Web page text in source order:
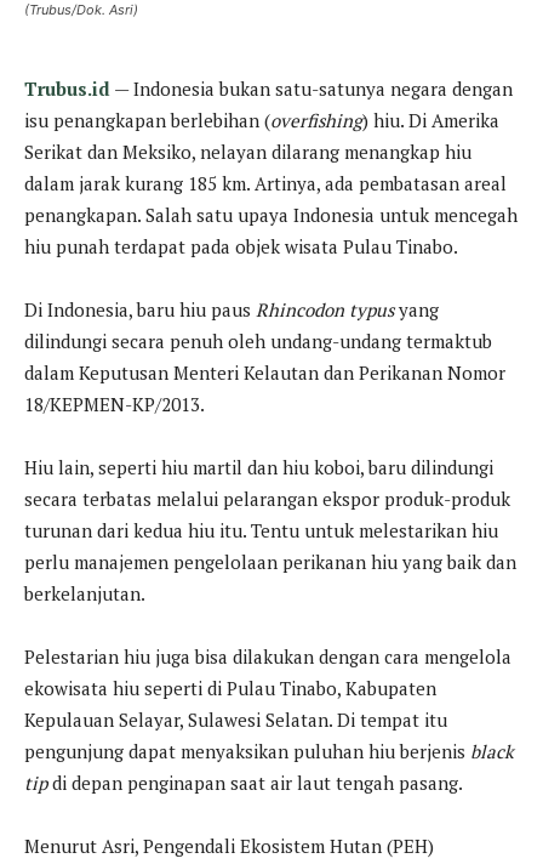
(Trubus/Dok. Asri)
Trubus.id — Indonesia bukan satu-satunya negara dengan
isu penangkapan berlebihan (overfishing) hiu. Di Amerika
Serikat dan Meksiko, nelayan dilarang menangkap hiu
dalam jarak kurang 185 km. Artinya, ada pembatasan areal
penangkapan. Salah satu upaya Indonesia untuk mencegah
hiu punah terdapat pada objek wisata Pulau Tinabo.
Di Indonesia, baru hiu paus Rhincodon typusyang
dilindungi secara penuh oleh undang-undang termaktub
dalam Keputusan Menteri Kelautan dan Perikanan Nomor
18/KEPMEN-KP/2013.
Hiu lain, seperti hiu martil dan hiu koboi, baru dilindungi
secara terbatas melalui pelarangan ekspor produk-produk
turunan dari kedua hiu itu. Tentu untuk melestarikan hiu
perlu manajemen pengelolaan perikanan hiu yang baik dan
berkelanjutan.
Pelestarian hiu juga bisa dilakukan dengan cara mengelola
ekowisata hiu seperti di Pulau Tinabo, Kabupaten
Kepulauan Selayar, Sulawesi Selatan. Di tempat itu
pengunjung dapat menyaksikan puluhan hiu berjenis black
tipdi depan penginapan saat air laut tengah pasang.
Menurut Asri, Pengendali Ekosistem Hutan (PEH)